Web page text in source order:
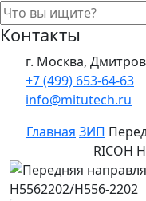
Контакты
г. Москва,
+7 (499) 653-64-63
info@mitutech.ru
Главная ЗИП
RICOH